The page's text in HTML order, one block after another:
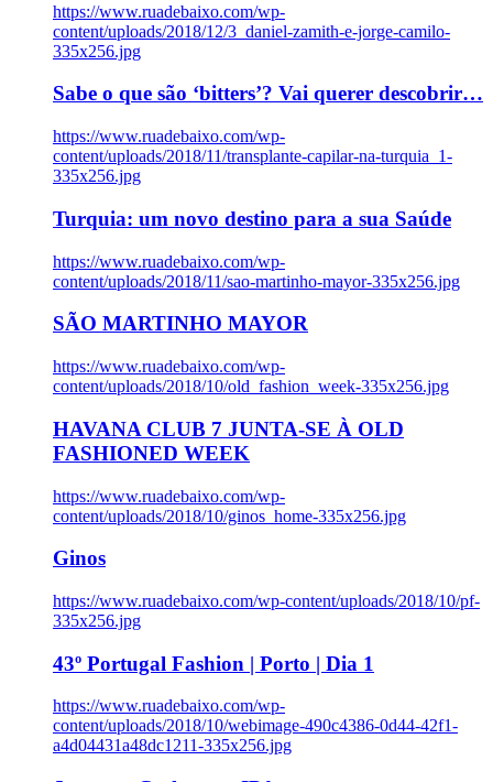
https://www.ruadebaixo.com/wp-
content/uploads/2018/12/3_daniel-zamith-e-jorge-camilo-
335x256.jpg
Sabe o que são ‘bitters’? Vai querer descobrir…
https://www.ruadebaixo.com/wp-
content/uploads/2018/11/transplante-capilar-na-turquia_1-
335x256.jpg
Turquia: um novo destino para a sua Saúde
https://www.ruadebaixo.com/wp-
content/uploads/2018/11/sao-martinho-mayor-335x256.jpg
SÃO MARTINHO MAYOR
https://www.ruadebaixo.com/wp-
content/uploads/2018/10/old_fashion_week-335x256.jpg
HAVANA CLUB 7 JUNTA-SE À OLD
FASHIONED WEEK
https://www.ruadebaixo.com/wp-
content/uploads/2018/10/ginos_home-335x256.jpg
Ginos
https://www.ruadebaixo.com/wp-content/uploads/2018/10/pf-
335x256.jpg
43º Portugal Fashion | Porto | Dia 1
https://www.ruadebaixo.com/wp-
content/uploads/2018/10/webimage-490c4386-0d44-42f1-
a4d04431a48dc1211-335x256.jpg